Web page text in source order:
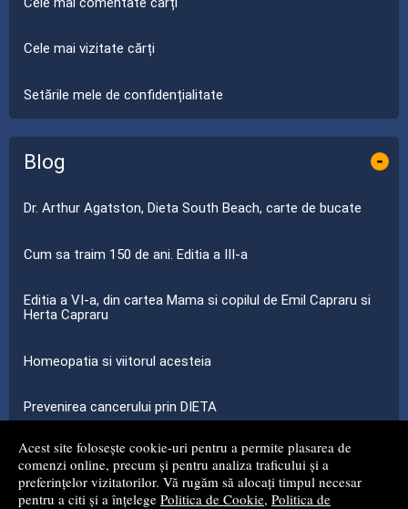
Acest site folosește cookie-uri pentru a permite plasarea de
comenzi online, precum și pentru analiza traficului și a
preferințelor vizitatorilor. Vă rugăm să alocați timpul necesar
pentru a citi și a înțelege Politica de Cookie, Politica de
Cele mai vizitate cărți
Setările mele de confidențialitate
Blog -
Dr. Arthur Agatston, Dieta South Beach, carte de bucate
Cum sa traim 150 de ani. Editia a III-a
Editia a VI-a, din cartea Mama si copilul de Emil Capraru si
Herta Capraru
Homeopatia si viitorul acesteia
Prevenirea cancerului prin DIETA
...toate știrile
© 2008 - 2026S.C. MG NET DISTRIBUTION S.R.L.